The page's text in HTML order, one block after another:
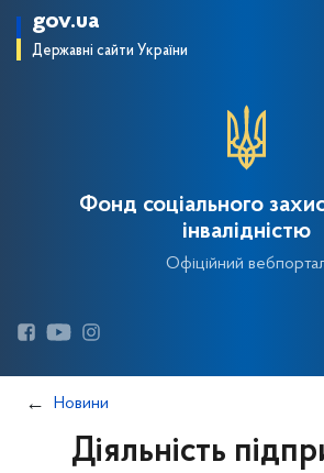
gov.ua
Державні сайти України
Фонд соціального
інвалідністю
Офіційний
Новини
Діяльність